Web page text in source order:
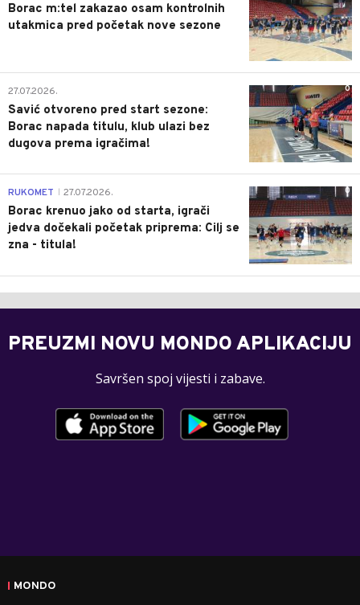
Borac m:tel zakazao osam kontrolnih
utakmica pred početak nove sezone
0
27.07.2026.
Savić otvoreno pred start sezone:
Borac napada titulu, klub ulazi bez
dugova prema igračima!
0
RUKOMET 27.07.2026.
Borac krenuo jako od starta, igrači
jedva dočekali početak priprema: Cilj se
zna - titula!
PREUZMI NOVU MONDO APLIKACIJU
Savršen spoj vijesti i zabave.
MONDO